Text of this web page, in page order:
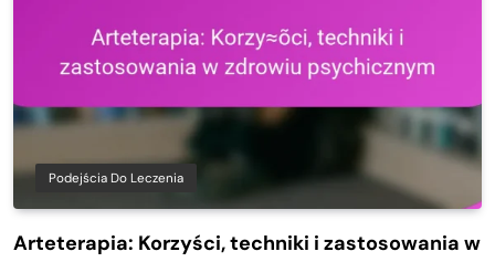
Podejścia Do Leczenia
Arteterapia: Korzyści, techniki i zastosowania w